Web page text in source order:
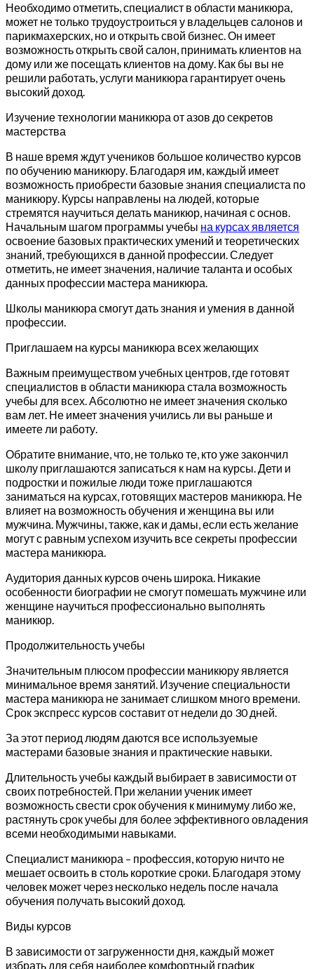
Необходимо отметить, специалист в области маникюра,
может не только трудоустроиться у владельцев салонов и
парикмахерских, но и открыть свой бизнес. Он имеет
возможность открыть свой салон, принимать клиентов на
дому или же посещать клиентов на дому. Как бы вы не
решили работать, услуги маникюра гарантирует очень
высокий доход.
Изучение технологии маникюра от азов до секретов
мастерства
В наше время ждут учеников большое количество курсов
по обучению маникюру. Благодаря им, каждый имеет
возможность приобрести базовые знания специалиста по
маникюру. Курсы направлены на людей, которые
стремятся научиться делать маникюр, начиная с основ.
Начальным шагом программы учебы на курсах является
освоение базовых практических умений и теоретических
знаний, требующихся в данной профессии. Следует
отметить, не имеет значения, наличие таланта и особых
данных профессии мастера маникюра.
Школы маникюра смогут дать знания и умения в данной
профессии.
Приглашаем на курсы маникюра всех желающих
Важным преимуществом учебных центров, где готовят
специалистов в области маникюра стала возможность
учебы для всех. Абсолютно не имеет значения сколько
вам лет. Не имеет значения учились ли вы раньше и
имеете ли работу.
Обратите внимание, что, не только те, кто уже закончил
школу приглашаются записаться к нам на курсы. Дети и
подростки и пожилые люди тоже приглашаются
заниматься на курсах, готовящих мастеров маникюра. Не
влияет на возможность обучения и женщина вы или
мужчина. Мужчины, также, как и дамы, если есть желание
могут с равным успехом изучить все секреты профессии
мастера маникюра.
Аудитория данных курсов очень широка. Никакие
особенности биографии не смогут помешать мужчине или
женщине научиться профессионально выполнять
маникюр.
Продолжительность учебы
Значительным плюсом профессии маникюру является
минимальное время занятий. Изучение специальности
мастера маникюра не занимает слишком много времени.
Срок экспресс курсов составит от недели до 30 дней.
За этот период людям даются все используемые
мастерами базовые знания и практические навыки.
Длительность учебы каждый выбирает в зависимости от
своих потребностей. При желании ученик имеет
возможность свести срок обучения к минимуму либо же,
растянуть срок учебы для более эффективного овладения
всеми необходимыми навыками.
Специалист маникюра – профессия, которую ничто не
мешает освоить в столь короткие сроки. Благодаря этому
человек может через несколько недель после начала
обучения получать высокий доход.
Виды курсов
В зависимости от загруженности дня, каждый может
избрать для себя наиболее комфортный график